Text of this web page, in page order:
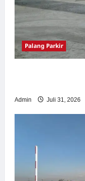
Palang Parkir
Admin Juli 31, 2026